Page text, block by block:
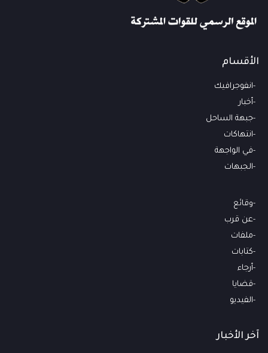
الأقسام
انفوجرافيك
أخبار
جبهة الساحل
انتهاكات
في الواجهة
الجبهات
وقائع
عن قرب
ملفات
كتابات
أرجاء
قضايا
الفيديو
آخر الأخبار